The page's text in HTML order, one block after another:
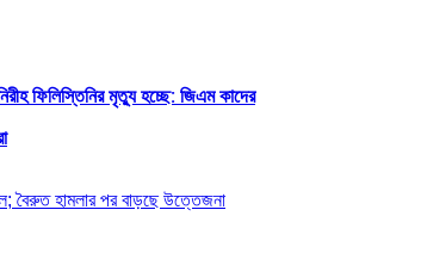
ফিলিস্তিনির মৃত্যু হচ্ছে: জিএম কাদের
বৈরুত হামলার পর বাড়ছে উত্তেজনা